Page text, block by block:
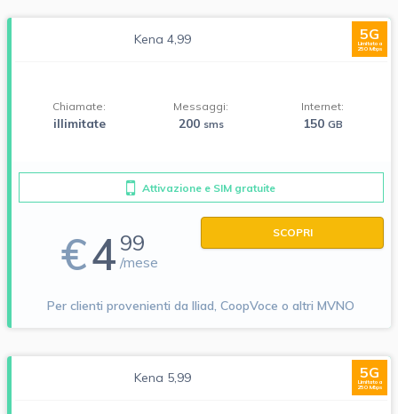
Kena 4,99 5G
Limitato a
250 Mbps
Chiamate:
illimitate
Messaggi:
200 sms
Internet:
150 GB
Attivazione e SIM gratuite
€4 99
/mese
SCOPRI
Per clienti provenienti da Iliad, CoopVoce o altri MVNO
Kena 5,99 5G
Limitato a
250 Mbps